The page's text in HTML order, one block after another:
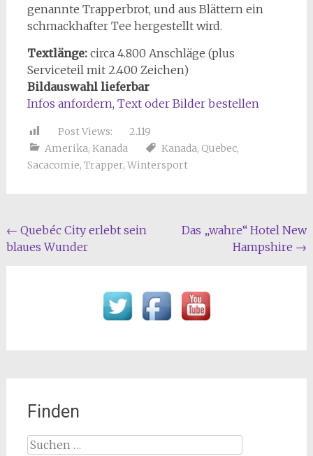
genannte Trapperbrot, und aus Blättern ein
schmackhafter Tee hergestellt wird.
Textlänge:circa 4.800 Anschläge (plus
Serviceteil mit 2.400 Zeichen)
Bildauswahl lieferbar
Infos anfordern, Text oder Bilder bestellen
Post Views:
2.119
Amerika, Kanada Kanada, Quebec,
Sacacomie, Trapper, Wintersport
Beitragsnavigation
← Quebéc City erlebt sein
blaues Wunder
Das „wahre“ Hotel New
Hampshire →
Finden
Suchen